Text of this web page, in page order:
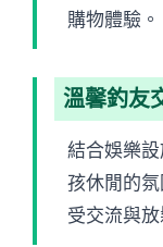
購物體驗。
溫馨釣友
結合娛樂
孩休閒的
受交流與